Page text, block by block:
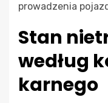
prowadzenia
Stan
według
karnego